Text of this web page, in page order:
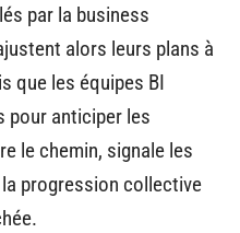
par la business
alors leurs plans à
que les équipes BI
pour anticiper les
le chemin, signale les
progression collective